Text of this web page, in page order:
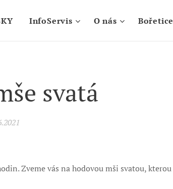
InfoServis O nás Bořetice
svatá
Zveme vás na hodovou mši svatou, kterou